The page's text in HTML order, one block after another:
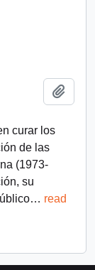
curar los
de las
(1973-
su
… read